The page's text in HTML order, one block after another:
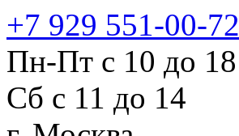
+7 929 551-00-72
Пн-Пт с 10 до 18
Сб с 11 до 14